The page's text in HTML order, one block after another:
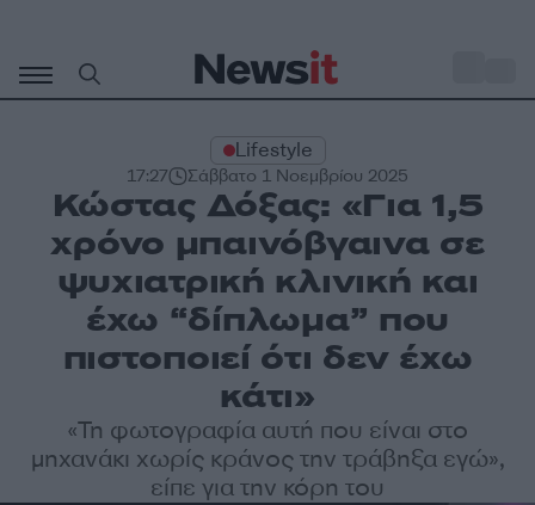
περιεχόμενο
Lifestyle
17:27 Σάββατο 1 Νοεμβρίου 2025
Κώστας Δόξας: «Για 1,5
χρόνο μπαινόβγαινα σε
ψυχιατρική κλινική και
έχω “δίπλωμα” που
πιστοποιεί ότι δεν έχω
κάτι»
«Τη φωτογραφία αυτή που είναι στο
μηχανάκι χωρίς κράνος την τράβηξα εγώ»,
είπε για την κόρη του